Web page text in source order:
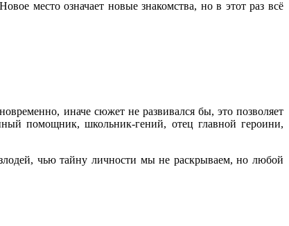
место означает новые знакомства, но в этот раз всё
иначе сюжет не развивался бы, это позволяет
помощник, школьник-гений, отец главной героини,
чью тайну личности мы не раскрываем, но любой